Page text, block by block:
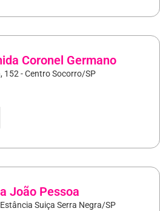
Coronel Germano
152 - Centro Socorro/SP
João Pessoa
Suiça Serra Negra/SP